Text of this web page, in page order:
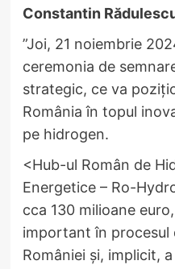
Constantin
”Joi, 21 noiembrie
ceremonia de
strategic, ce va
România în topul
pe hidrogen.
<Hub-ul Român de
Energetice – Ro-
cca 130 milioane
important în procesul
României și, implicit,